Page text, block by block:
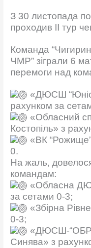
З 30 листопада
проходив ІІ тур
Команда
ЧМР” зіграли 6
перемоги над
«ДЮСШ
рахунком за
«Обласний
Костопіль» з
«ВК
0.
На жаль,
командам:
«Обласна
за сетами 0-3;
«Збірна
0-3;
«ДЮСШ-
Синява» з